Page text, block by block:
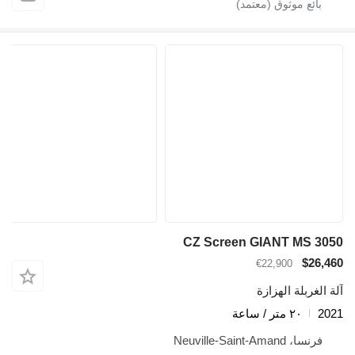
CZ Screen GIANT MS
€22,900
الغربلة الهزازة
٢٠ متر / ساعة
فرنسا، Neuville-Saint-Amand